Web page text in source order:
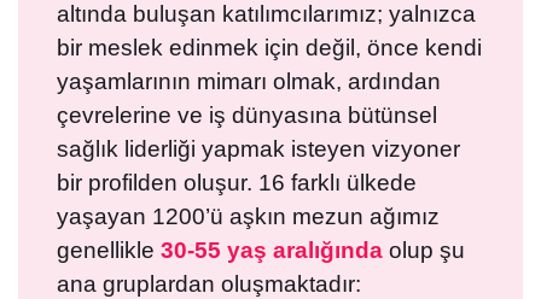
altında buluşan katılımcılarımız; yalnızca
bir meslek edinmek için değil, önce kendi
yaşamlarının mimarı olmak, ardından
çevrelerine ve iş dünyasına bütünsel
sağlık liderliği yapmak isteyen vizyoner
bir profilden oluşur. 16 farklı ülkede
yaşayan 1200’ü aşkın mezun ağımız
genellikle 30-55 yaş aralığında olup şu
ana gruplardan oluşmaktadır: